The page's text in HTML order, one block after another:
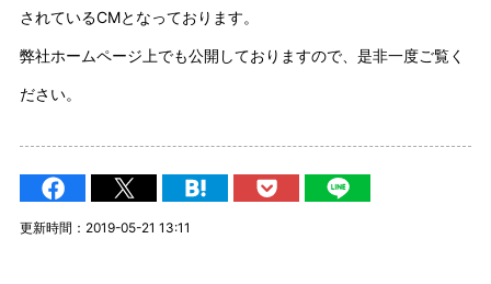
されているCMとなっております。
弊社ホームページ上でも公開しておりますので、是非一度ご覧く
ださい。
更新時間：2019-05-21 13:11